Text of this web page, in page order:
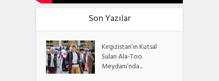
Son Yazılar
Kırgızistan’ın Kutsal
Suları Ala-Too
Meydanı’nda...